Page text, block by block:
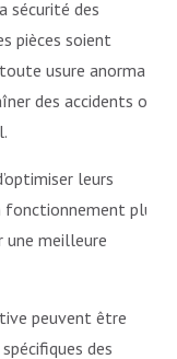
sécurité des
pièces soient
usure anormale
des accidents ou
leurs
plus
une meilleure
peuvent être
des